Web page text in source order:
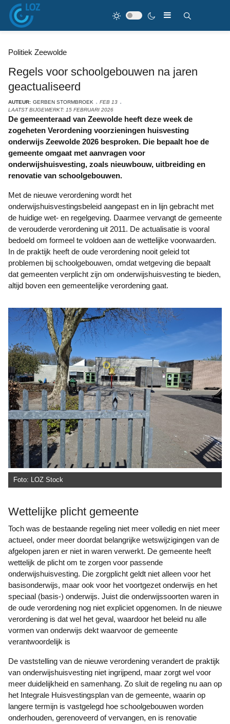
Politiek Zeewolde
Regels voor schoolgebouwen na jaren
geactualiseerd
AUTEUR: GERBEN STORMBROEK
FEB 13
LAATST BIJGEWERKT: 15 FEBRUARI 2026
De gemeenteraad van Zeewolde heeft deze week de
zogeheten Verordening voorzieningen huisvesting
onderwijs Zeewolde 2026 besproken. Die bepaalt hoe de
gemeente omgaat met aanvragen voor
onderwijshuisvesting, zoals nieuwbouw, uitbreiding en
renovatie van schoolgebouwen.
Met de nieuwe verordening wordt het
onderwijshuisvestingsbeleid aangepast en in lijn gebracht met
de huidige wet- en regelgeving. Daarmee vervangt de gemeente
de verouderde verordening uit 2011. De actualisatie is vooral
bedoeld om formeel te voldoen aan de wettelijke voorwaarden.
In de praktijk heeft de oude verordening nooit geleid tot
problemen bij schoolgebouwen, omdat wetgeving die bepaalt
dat gemeenten verplicht zijn om onderwijshuisvesting te bieden,
altijd boven een gemeentelijke verordening gaat.
Foto: LOZ Stock
Wettelijke plicht gemeente
Toch was de bestaande regeling niet meer volledig en niet meer
actueel, onder meer doordat belangrijke wetswijzigingen van de
afgelopen jaren er niet in waren verwerkt. De gemeente heeft
wettelijk de plicht om te zorgen voor passende
onderwijshuisvesting. Die zorgplicht geldt niet alleen voor het
basisonderwijs, maar ook voor het voortgezet onderwijs en het
speciaal (basis-) onderwijs. Juist die onderwijssoorten waren in
de oude verordening nog niet expliciet opgenomen. In de nieuwe
verordening is dat wel het geval, waardoor het beleid nu alle
vormen van onderwijs dekt waarvoor de gemeente
verantwoordelijk is
De vaststelling van de nieuwe verordening verandert de praktijk
van onderwijshuisvesting niet ingrijpend, maar zorgt wel voor
meer duidelijkheid en samenhang. Zo sluit de regeling nu aan op
het Integrale Huisvestingsplan van de gemeente, waarin op
langere termijn is vastgelegd hoe schoolgebouwen worden
onderhouden, gerenoveerd of vervangen, en is renovatie